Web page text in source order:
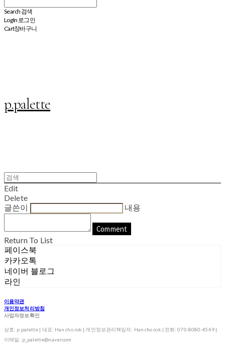
Search 검색
Log In 로그인
Cart장바구니
p.palette
Edit
Delete
글쓴이
내용
Comment
Return To List
페이스북
카카오톡
네이버 블로그
라인
이용약관
개인정보처리방침
사업자정보확인
상호: p.palette | 대표: Han cho rok | 개인정보관리책임자: Han cho rok | 전화: 070-8080-4549 |
이메일: p_palette@naver.com